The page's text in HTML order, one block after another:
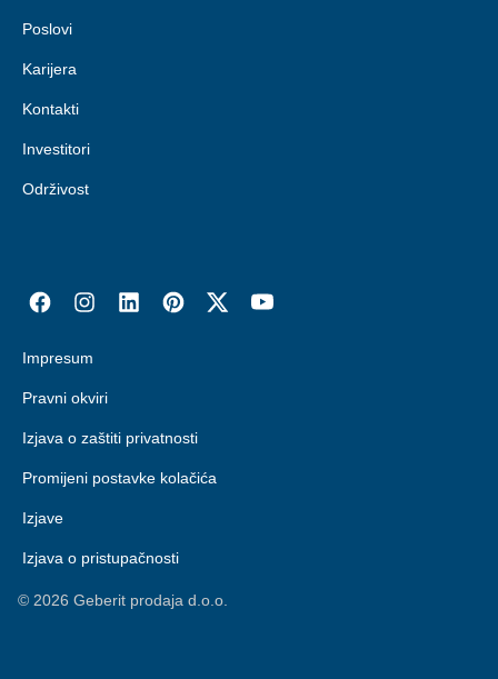
Poslovi
Karijera
Kontakti
Investitori
Održivost
Impresum
Pravni okviri
Izjava o zaštiti privatnosti
Promijeni postavke kolačića
Izjave
Izjava o pristupačnosti
© 2026 Geberit prodaja d.o.o.